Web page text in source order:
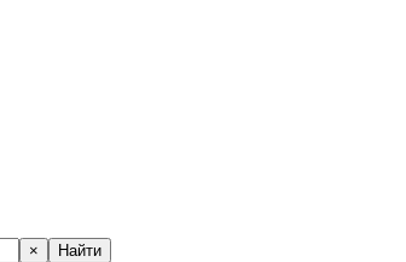
× Найти